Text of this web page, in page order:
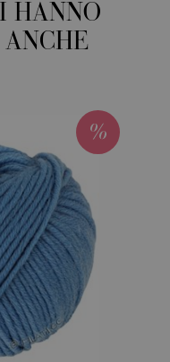
HANNO
ANCHE